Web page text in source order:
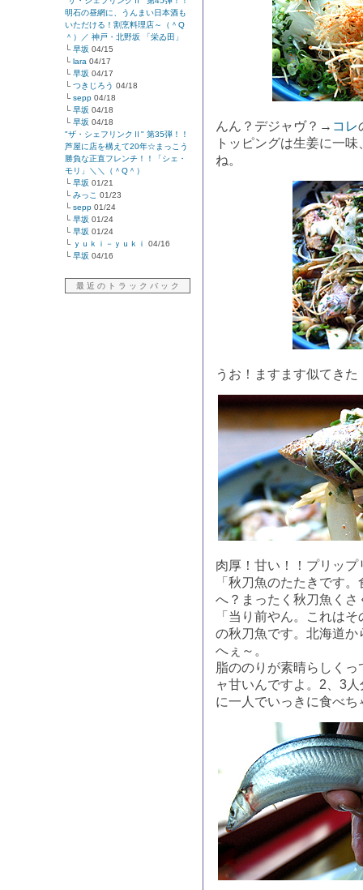
明石の昼網に、うんまい日本酒も
いただける！割烹料理店～（＾Q
＾）／ 神戸・北野坂 「栄ゐ田」
└ 早坂 04/15
└ lara 04/17
└ 早坂 04/17
└ つきじろう 04/18
└ sepp 04/18
└ 早坂 04/18
└ 早坂 04/18
"ザ・シェフリンクⅡ" 第35弾！！
芦屋に店を構えて20年☆まっこう
勝負な正直フレンチ！！「シェ・
モリ」＼＼（＾Q＾）
└ 早坂 01/21
└ みっこ 01/23
└ sepp 01/24
└ 早坂 01/24
└ 早坂 01/24
└ ｙｕｋｉ－ｙｕｋｉ
04/16
└ 早坂 04/16
最 近 の ト ラ ッ ク バ ッ ク
んん？デジャヴ？→ コレ
トッピングは生姜に一
ね。
うお！ますます似てき
肉厚！甘い！！プリッ
「秋刀魚のたたきです
へ？まったく秋刀魚くさ
「当り前やん。これは
の秋刀魚です。北海道
へぇ～。
脂ののりが素晴らしく
ャ甘いんですよ。2、3
に一人でいっきに食べ